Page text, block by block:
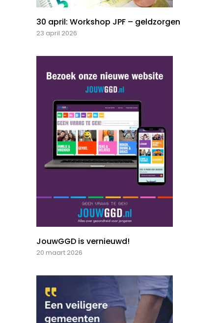
30 april: Workshop JPF – geldzorgen
23 april 2026
JouwGGD is vernieuwd!
20 maart 2026